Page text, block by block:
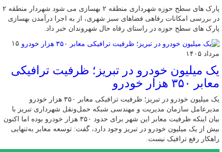
پارک های سطح حوزه شهرداری منطقه ۲ بهسازی می شود شهردار منطقه ۲
در بررسی امکانات رفاهی فضاهای سبز شهری، از به اجرا درآمدن بهسازی
پارک های سطح حوزه در راستای رفاه حال شهروندان خبر داد.
۱۵
مرداد ۱۴۰۵
یک میلیون خودرو در تبریز؛ ظرفیت ترافیکی
معابر ۳۵۰ هزار خودرو
یک میلیون خودرو در تبریز؛ ظرفیت ترافیکی معابر ۳۵۰ هزار خودرو
مدیرعامل سازمان مدیریت و مهندسی شبکه حمل‌ونقل شهرداری تبریز با
بیان اینکه ظرفیت معابر این شهر برای حدود ۳۵۰ هزار خودرو بوده اما اکنون
بیش از یک میلیون خودرو در تبریز وجود دارد، گفت: توسعه معابر به‌تنهایی
راهکار رفع ترافیک نیست.